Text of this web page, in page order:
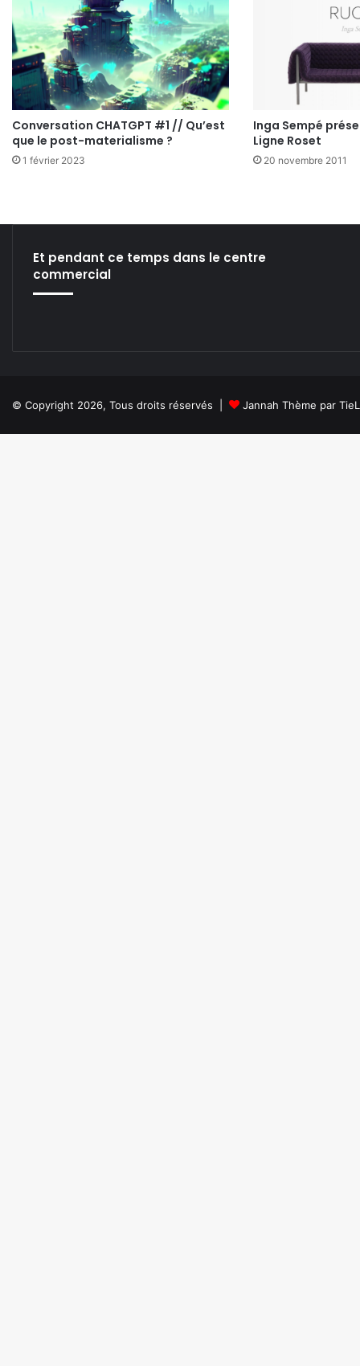
Conversation CHATGPT #1 // Qu’est
que le post-materialisme ?
1 février 2023
Inga Sempé
Ligne Roset
20 novembre 2011
Et pendant ce temps dans le centre
commercial
© Copyright 2026, Tous droits réservés | Jannah Thème par